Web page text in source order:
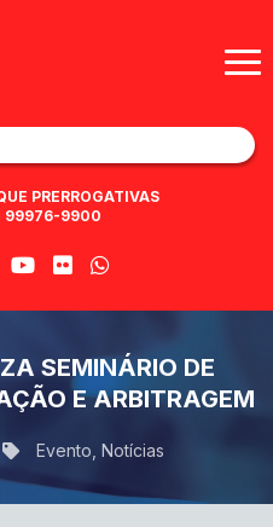
PRERROGATIVAS
99976-9900
SEMINÁRIO DE
E ARBITRAGEM
Evento Notícias